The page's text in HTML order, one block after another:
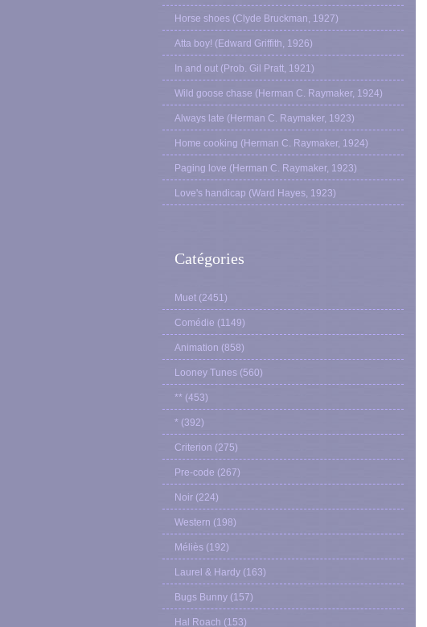
Horse shoes (Clyde Bruckman, 1927)
Atta boy! (Edward Griffith, 1926)
In and out (Prob. Gil Pratt, 1921)
Wild goose chase (Herman C. Raymaker, 1924)
Always late (Herman C. Raymaker, 1923)
Home cooking (Herman C. Raymaker, 1924)
Paging love (Herman C. Raymaker, 1923)
Love's handicap (Ward Hayes, 1923)
Catégories
Muet (2451)
Comédie (1149)
Animation (858)
Looney Tunes (560)
** (453)
* (392)
Criterion (275)
Pre-code (267)
Noir (224)
Western (198)
Méliès (192)
Laurel & Hardy (163)
Bugs Bunny (157)
Hal Roach (153)